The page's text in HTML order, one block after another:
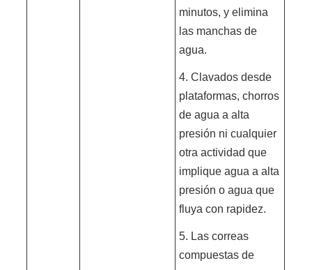
minutos, y elimina
las manchas de
agua.
4. Clavados desde
plataformas, chorros
de agua a alta
presión ni cualquier
otra actividad que
implique agua a alta
presión o agua que
fluya con rapidez.
5. Las correas
compuestas de